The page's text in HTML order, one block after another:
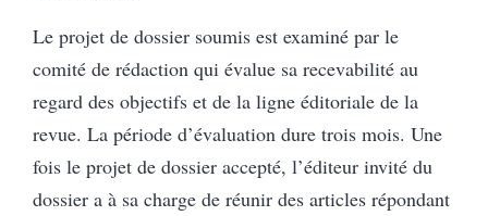
Le projet de dossier soumis est examiné par le
comité de rédaction qui évalue sa recevabilité au
regard des objectifs et de la ligne éditoriale de la
revue. La période d’évaluation dure trois mois. Une
fois le projet de dossier accepté, l’éditeur invité du
dossier a à sa charge de réunir des articles répondant